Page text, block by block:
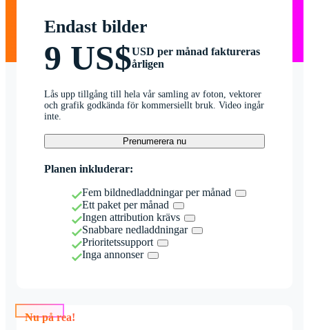
Endast bilder
9 US$USD per månad faktureras
årligen
Lås upp tillgång till hela vår samling av foton, vektorer
och grafik godkända för kommersiellt bruk. Video ingår
inte.
Prenumerera nu
Planen inkluderar:
Fem bildnedladdningar per månad
Ett paket per månad
Ingen attribution krävs
Snabbare nedladdningar
Prioritetssupport
Inga annonser
Nu på rea!